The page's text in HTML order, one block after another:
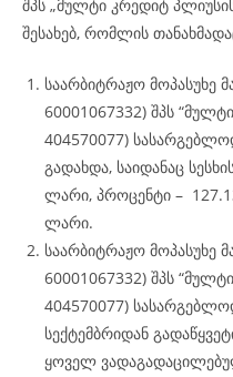
შპს „მულტი კრედიტ
შესახებ, რომლის
საარბიტრაჟო მოპასუხე
60001067332) შპს
404570077)
გადახდა, საიდანაც
ლარი, პროცენტი –
ლარი.
საარბიტრაჟო მოპასუხე
60001067332) შპს
404570077)
სექტემბრიდან
ყოველ